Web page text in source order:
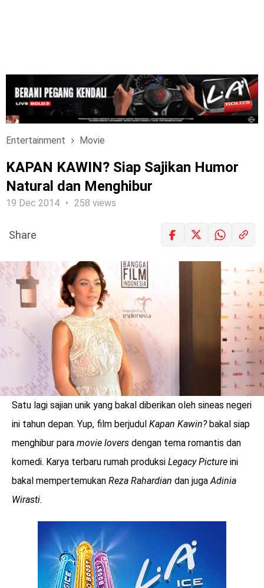
Entertainment Movie
KAPAN KAWIN? Siap Sajikan Humor
Natural dan Menghibur
19 Dec 2014 258 views
LOGIN
Share
Satu lagi sajian unik yang bakal diberikan oleh sineas negeri
ini tahun depan. Yup, film berjudul Kapan Kawin?bakal siap
menghibur para movie lovers dengan tema romantis dan
komedi. Karya terbaru rumah produksi Legacy Picture ini
bakal mempertemukan Reza Rahardian dan jugaAdinia
Wirasti.